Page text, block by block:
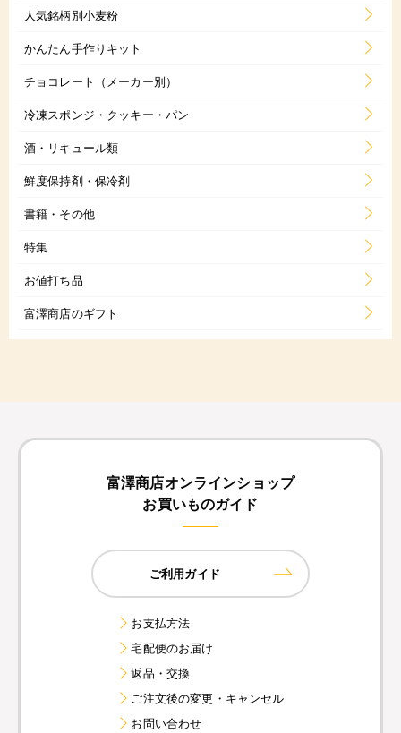
人気銘柄別小麦粉
かんたん手作りキット
チョコレート（メーカー別）
冷凍スポンジ・クッキー・パン
酒・リキュール類
鮮度保持剤・保冷剤
書籍・その他
特集
お値打ち品
富澤商店のギフト
富澤商店オンラインショップ
お買いものガイド
ご利用ガイド
お支払方法
宅配便のお届け
返品・交換
ご注文後の変更・キャンセル
お問い合わせ